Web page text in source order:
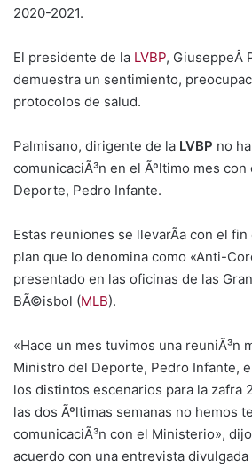
2020-2021.
El presidente de la LVBP, GiuseppeÂ
demuestra un sentimiento,
protocolos de salud.
Palmisano, dirigente de la LVBP no
comunicaciÃ³n en el Ãºltimo mes
Deporte, Pedro Infante.
Estas reuniones se llevarÃ­a con el
plan que lo denomina como «Anti-
presentado en las oficinas de las
BÃ©isbol (MLB).
«Hace un mes tuvimos una reuniÃ³n
Ministro del Deporte, Pedro Infante,
los distintos escenarios para la zafra
las dos Ãºltimas semanas no hemos
comunicaciÃ³n con el Ministerio»,
acuerdo con una entrevista